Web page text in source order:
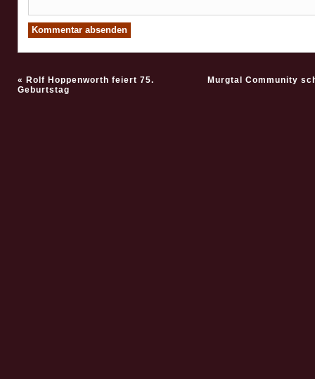
« Rolf Hoppenworth feiert 75.
Geburtstag
Murgtal Community